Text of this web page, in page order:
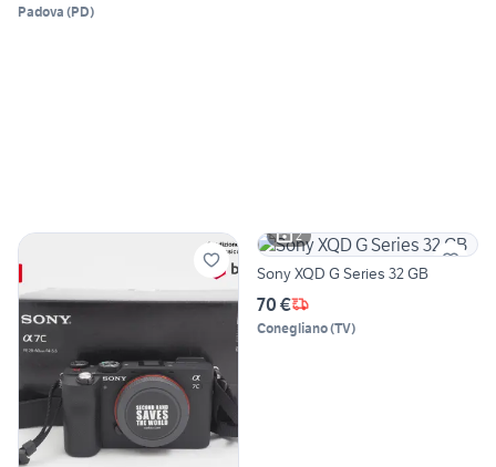
Padova (PD)
2
Sony XQD G Series 32 GB
70 €
Conegliano(TV)